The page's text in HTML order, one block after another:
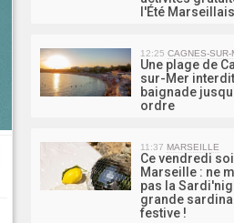
l'Été Marseillais
12:25 CAGNES-SUR-
Une plage de
sur-Mer
baignade
ordre
11:37 MARSEILLE
Ce vendredi
Marseille : ne
pas la
grande
festive !